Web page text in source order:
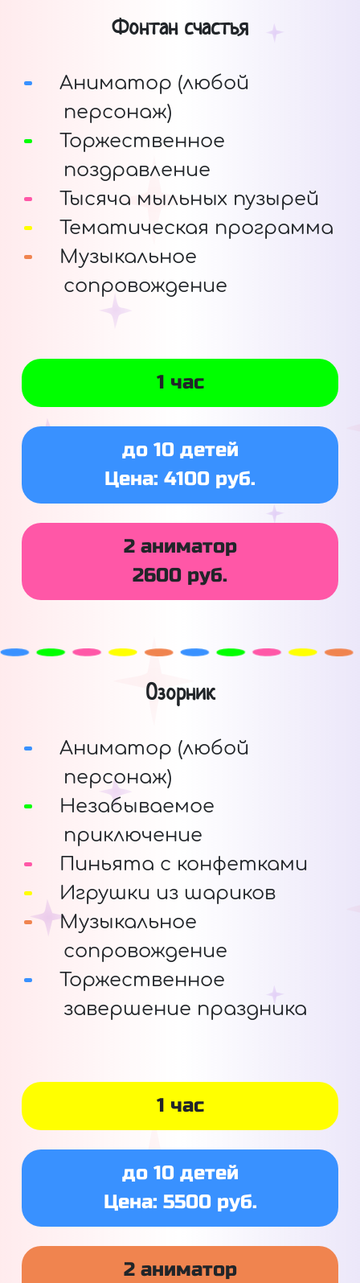
Фонтан счастья
Аниматор (любой
персонаж)
Торжественное
поздравление
Тысяча мыльных пузырей
Тематическая программа
Музыкальное
сопровождение
1 час
до 10 детей
Цена: 4100 руб.
2 аниматор
2600 руб.
Озорник
Аниматор (любой
персонаж)
Незабываемое
приключение
Пиньята с конфетками
Игрушки из шариков
Музыкальное
сопровождение
Торжественное
завершение праздника
1 час
до 10 детей
Цена: 5500 руб.
2 аниматор